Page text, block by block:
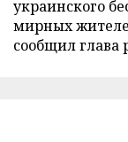
украинского
мирных
сообщил глава